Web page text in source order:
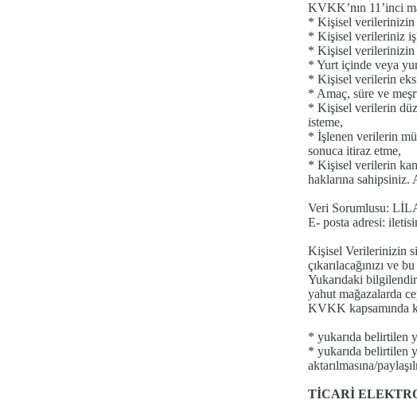
KVKK’nın 11’inci
* Kişisel verilerinizin
* Kişisel verileriniz
* Kişisel verilerinizin
* Yurt içinde veya
* Kişisel verilerin
* Amaç, süre ve
* Kişisel verilerin
isteme,
* İşlenen verilerin
sonuca itiraz etme,
* Kişisel verilerin
haklarına sahipsiniz.
Veri Sorumlusu:
E- posta adresi:
Kişisel Verilerinizin
çıkarılacağınızı ve
Yukarıdaki
yahut mağazalarda
KVKK kapsamında
* yukarıda belirtilen
* yukarıda belirtilen
aktarılmasına/
TİCARİ